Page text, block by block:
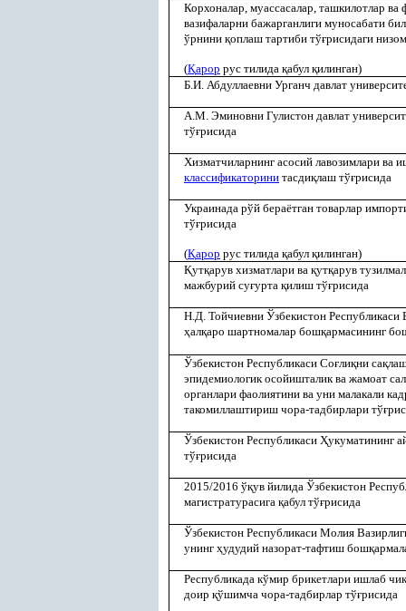
Корхоналар, муассасалар, ташкилотлар ва
вазифаларни бажарганлиги муносабати
ўрнини қоплаш тартиби тўғрисидаги
(Қарор рус тилида қабул қилинган)
Б.И. Абдуллаевни Урганч давлат
А.М. Эминовни Гулистон давлат
тўғрисида
Хизматчиларнинг асосий лавозимлари ва
классификаторини тасдиқлаш тўғрисида
Украинада рўй бераётган товарлар
тўғрисида
(Қарор рус тилида қабул қилинган)
Қутқарув хизматлари ва қутқарув
мажбурий суғурта қилиш тўғрисида
Н.Д. Тойчиевни Ўзбекистон Республикаси
ҳалқаро шартномалар бошқармасининг
Ўзбекистон Республикаси Соғлиқни сақ
эпидемиологик осойишталик ва жамоат
органлари фаолиятини ва уни малакали
такомиллаштириш чора-тадбирлари тўғ
Ўзбекистон Республикаси Ҳукуматининг
тўғрисида
2015/2016 ўқув йилида Ўзбекистон
магистратурасига қабул тўғрисида
Ўзбекистон Республикаси Молия
унинг ҳудудий назорат-тафтиш бошқ
Республикада кўмир брикетлари ишлаб чиқ
доир қўшимча чора-тадбирлар тўғрисида